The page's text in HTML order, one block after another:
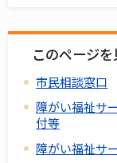
このページ
市民相談窓口
障がい福祉サ
付等
障がい福祉サ